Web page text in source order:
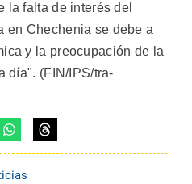
la falta de interés del
en Chechenia se debe a
y la preocupación de la
día". (FIN/IPS/tra-